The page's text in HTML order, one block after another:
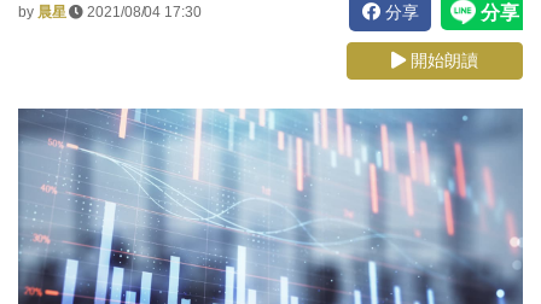
by 晨星 2021/08/04 17:30 分享
開始朗讀